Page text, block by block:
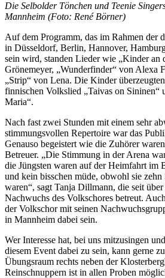
Die Selbolder Tönchen und Teenie
Mannheim (Foto: René Börner)
Auf dem Programm, das im Rahmen der
in Düsseldorf, Berlin, Hannover,
sein wird, standen Lieder wie „Kinder an
Grönemeyer, „Wunderfinder“ von Alexa
„Strip“ von Lena. Die Kinder
finnischen Volkslied „Taivas on Sininen“
Maria“.
Nach fast zwei Stunden mit einem sehr
stimmungsvollen Repertoire war das
Genauso begeistert wie die Zuhörer
Betreuer. „Die Stimmung in der Arena
die Jüngsten waren auf der Heimfahrt im
und kein bisschen müde, obwohl sie
waren“, sagt Tanja Dillmann, die seit
Nachwuchs des Volkschores betreut.
der Volkschor mit seinen
in Mannheim dabei sein.
Wer Interesse hat, bei uns mitzusingen
diesem Event dabei zu sein, kann gerne
Übungsraum rechts neben der
Reinschnuppern ist in allen Proben